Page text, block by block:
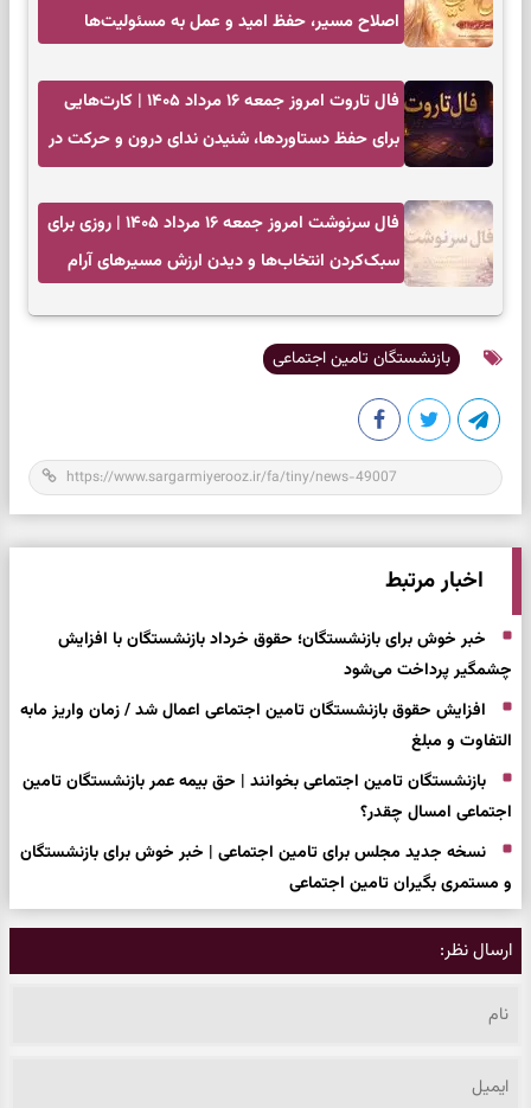
اصلاح مسیر، حفظ امید و عمل به مسئولیت‌ها
فال تاروت امروز جمعه ۱۶ مرداد ۱۴۰۵ | کارت‌هایی
برای حفظ دستاوردها، شنیدن ندای درون و حرکت در
فال سرنوشت امروز جمعه ۱۶ مرداد ۱۴۰۵ | روزی برای
سبک‌کردن انتخاب‌ها و دیدن ارزش مسیرهای آرام
بازنشستگان تامین اجتماعی
اخبار مرتبط
خبر خوش برای بازنشستگان؛ حقوق خرداد بازنشستگان با افزایش
چشمگیر پرداخت می‌شود
افزایش حقوق بازنشستگان تامین اجتماعی اعمال شد / زمان واریز مابه
التفاوت و مبلغ
بازنشستگان تامین اجتماعی بخوانند | حق بیمه عمر بازنشستگان تامین
اجتماعی امسال چقدر؟
نسخه جدید مجلس برای تامین اجتماعی | خبر خوش برای بازنشستگان
و مستمری بگیران تامین اجتماعی
ارسال نظر: